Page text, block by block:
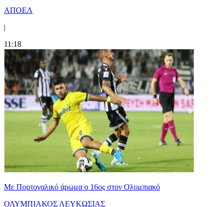
ΑΠΟΕΛ
|
11:18
Με Πορτογαλικό άρωμα ο 16ος στον Ολυμπιακό
ΟΛΥΜΠΙΑΚΟΣ ΛΕΥΚΩΣΙΑΣ